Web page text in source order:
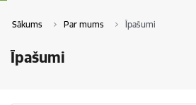
Sākums Par mums Īpašumi
Īpašumi